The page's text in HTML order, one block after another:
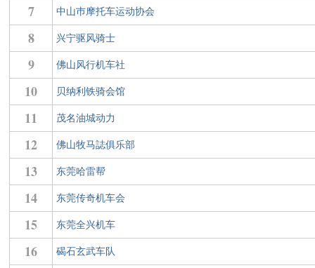
7 中山巿摩托车运动协会
8 兴宁驱风骑士
9 佛山风行机车社
10 贝纳利铁骑会馆
11 茂名油城动力
12 佛山牧马誌俱乐部
13 东莞哈雷帮
14 东莞传奇机车会
15 东莞全兴机车
16 碣石玄武车队